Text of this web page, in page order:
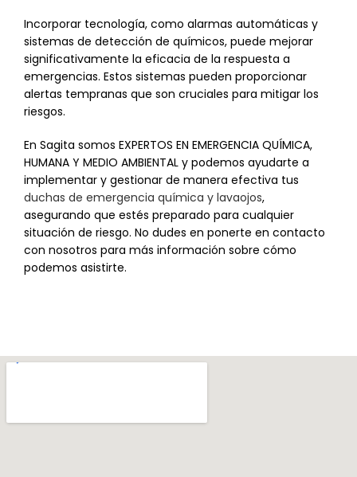
Incorporar tecnología, como alarmas automáticas y
sistemas de detección de químicos, puede mejorar
significativamente la eficacia de la respuesta a
emergencias. Estos sistemas pueden proporcionar
alertas tempranas que son cruciales para mitigar los
riesgos.
En Sagita somos EXPERTOS EN EMERGENCIA QUÍMICA,
HUMANA Y MEDIO AMBIENTAL y podemos ayudarte a
implementar y gestionar de manera efectiva tus
duchas de emergencia química y lavaojos,
asegurando que estés preparado para cualquier
situación de riesgo. No dudes en ponerte en contacto
con nosotros para más información sobre cómo
podemos asistirte.